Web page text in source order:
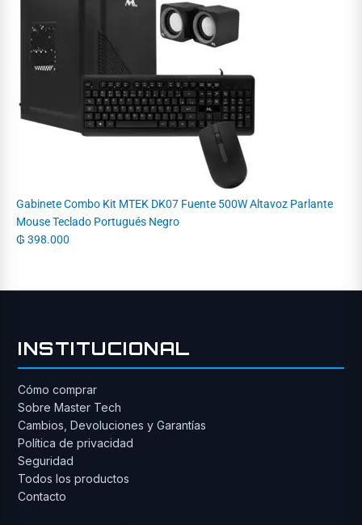
Gabinete Combo Kit MTEK DK07 Fuente 500W Altavoz Parlante
Mouse Teclado Portugués Negro
₲ 398.000
INSTITUCIONAL
Cómo comprar
Sobre Master Tech
Cambios, Devoluciones y Garantías
Política de privacidad
Seguridad
Todos los productos
Contacto